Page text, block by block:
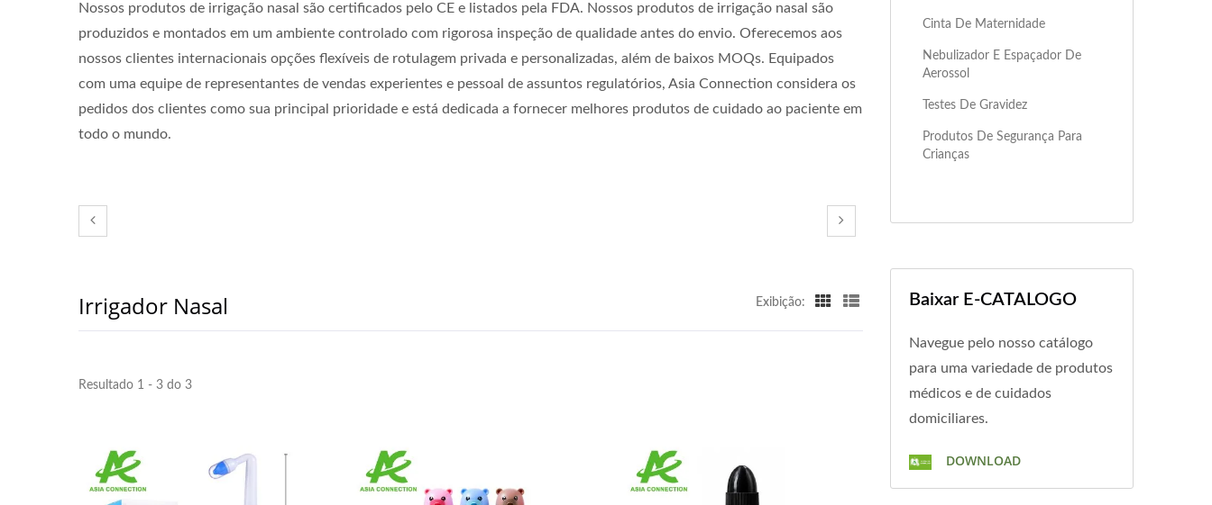
Nossos produtos de irrigação nasal são certificados pelo CE e listados pela FDA. Nossos produtos de irrigação nasal são
produzidos e montados em um ambiente controlado com rigorosa inspeção de qualidade antes do envio. Oferecemos aos
nossos clientes internacionais opções flexíveis de rotulagem privada e personalizadas, além de baixos MOQs. Equipados
com uma equipe de representantes de vendas experientes e pessoal de assuntos regulatórios, Asia Connection considera os
pedidos dos clientes como sua principal prioridade e está dedicada a fornecer melhores produtos de cuidado ao paciente em
todo o mundo.
Irrigador Nasal Exibição:
Resultado 1 - 3 do 3
Cinta De Maternidade
Nebulizador E Espaçador De
Aerossol
Testes De Gravidez
Produtos De Segurança Para
Crianças
Baixar E-CATALOGO
Navegue pelo nosso catálogo
para uma variedade de produtos
médicos e de cuidados
domiciliares.
DOWNLOAD